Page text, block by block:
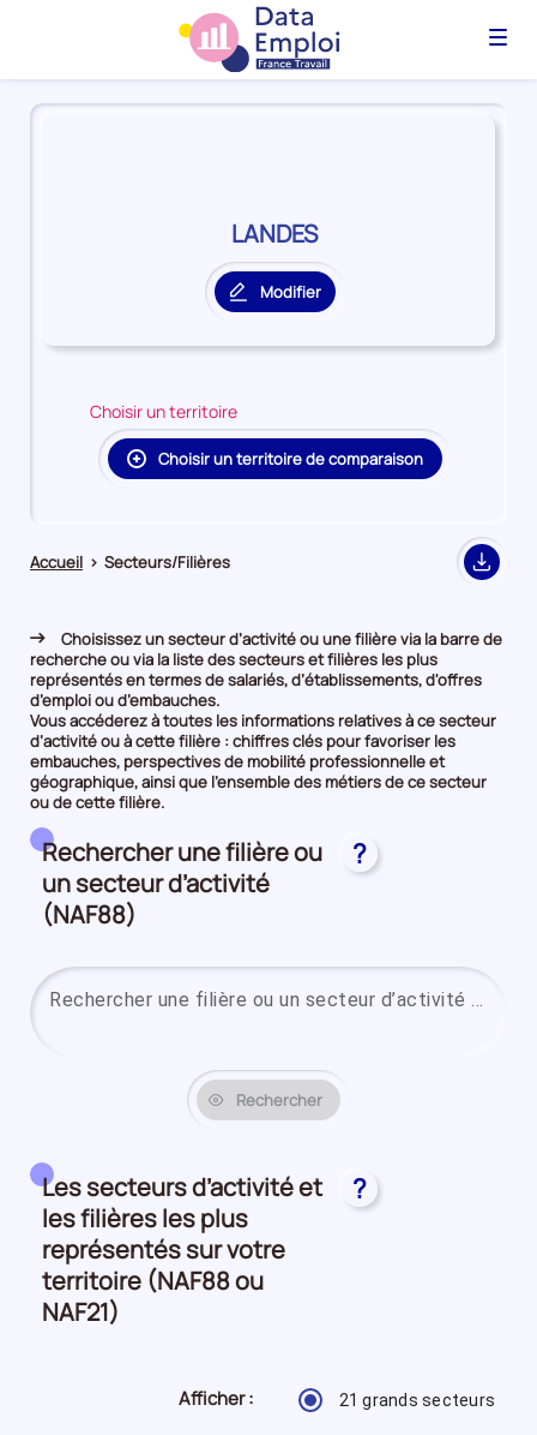
Menu
Panorama
LANDES
Modifier
le
principal
Choisir un territoire
Choisir un territoire de comparaison
Accueil > Secteurs/Filières Export
Choisissez un secteur d’activité ou une filière via la barre de
recherche ou via la liste des secteurs et filières les plus
représentés en termes de salariés, d’établissements, d'offres
d’emploi ou d’embauches.
Vous accéderez à toutes les informations relatives à ce secteur
d’activité ou à cette filière : chiffres clés pour favoriser les
embauches, perspectives de mobilité professionnelle et
géographique, ainsi que l’ensemble des métiers de ce secteur
ou de cette filière.
Rechercher une filière ou
un secteur d’activité
(NAF88)
?
Rechercher
Les secteurs d’activité et
les filières les plus
représentés sur votre
territoire (NAF88 ou
NAF21)
?
Afficher : 21 grands secteurs